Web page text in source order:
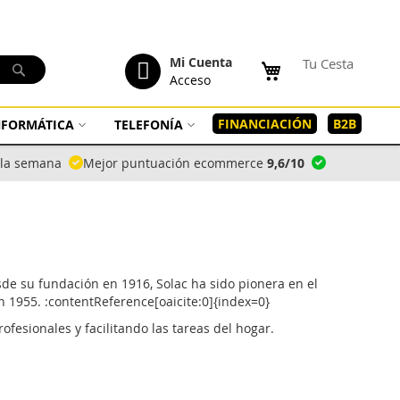
Tu Cesta
Mi Cuenta
Acceso
Buscar
TELEFONÍA FINANCIACIÓN B2B
semana Mejor puntuación ecommerce 9,6/10
su fundación en 1916, Solac ha sido pionera en el
:contentReference[oaicite:0]{index=0}
y facilitando las tareas del hogar.